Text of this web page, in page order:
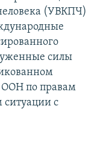
(УВКПЧ)
силы
по правам
ситуации с